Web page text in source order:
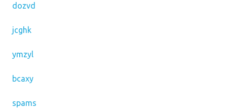
dozvd
jcghk
ymzyl
bcaxy
spams